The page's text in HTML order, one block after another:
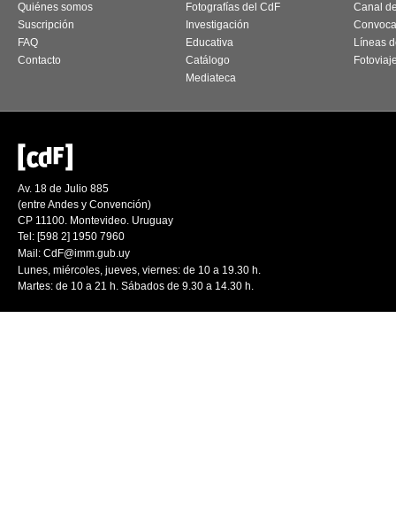
Quiénes somos
Suscripción
FAQ
Contacto
Fotografías del CdF
Investigación
Educativa
Catálogo
Mediateca
Canal
Líneas
Av. 18 de Julio 885
(entre Andes y Convención)
CP 11100. Montevideo. Uruguay
Tel: [598 2] 1950 7960
Mail: CdF@imm.gub.uy
Lunes, miércoles, jueves, viernes: de 10 a 19.30 h.
Martes: de 10 a 21 h. Sábados de 9.30 a 14.30 h.